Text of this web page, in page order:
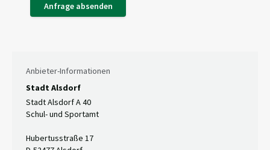
Anfrage absenden
Anbieter-Informationen
Stadt Alsdorf
Stadt Alsdorf A 40
Schul- und Sportamt
Hubertusstraße 17